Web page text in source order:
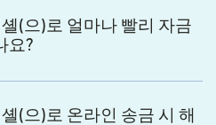
(으)로 얼마나 빨리 자금
요?
(으)로 온라인 송금 시 해